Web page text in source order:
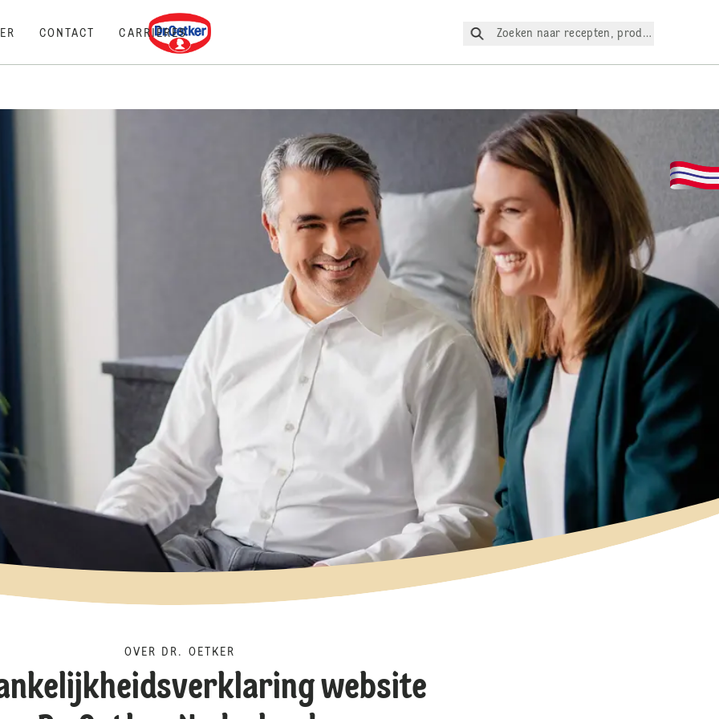
CONTACT CARRIÈRES
Dr. Oetker
Zoeken naar recepten, producten, enz.
OVER DR. OETKER
website